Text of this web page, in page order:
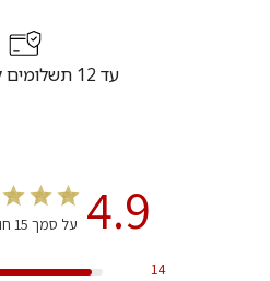
עד 12 תשלומים ללא ריבית
4.9 על סמך 15 חוות דעת
14